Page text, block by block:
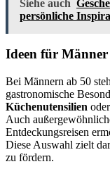
Siehe auch
persönliche
Ideen für Männer
Bei Männern ab 50
gastronomische
Küchenutensilien
Auch
Entdeckungsreisen
Diese Auswahl zielt
zu fördern.